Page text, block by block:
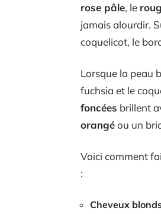
rose pâle, le
jamais alourdir.
coquelicot, le
Lorsque la peau
fuchsia et le
foncées brillent
orangéou un
Voici comment
:
Cheveux